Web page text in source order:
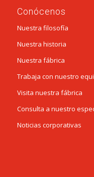
Conócenos
Nuestra filosofía
Nuestra historia
Nuestra fábrica
Trabaja con nuestro
Visita nuestra fábrica
Consulta a nuestro
Noticias corporativas